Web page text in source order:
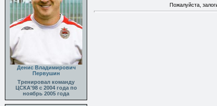
Денис Владимирович
Первушин
Тренировал команду
ЦСКА'98 с 2004 года по
ноябрь 2005 года
Пожалуйста,